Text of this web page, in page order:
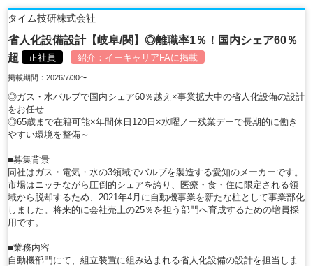
タイム技研株式会社
省人化設備設計【岐阜/関】◎離職率1％！国内シェア60％
超
正社員 紹介： イーキャリアFAに掲載
掲載期間：2026/7/30〜
◎ガス・水バルブで国内シェア60％越え×事業拡大中の省人化設備の設計
をお任せ
◎65歳まで在籍可能×年間休日120日×水曜ノー残業デーで長期的に働き
やすい環境を整備～
■募集背景
同社はガス・電気・水の3領域でバルブを製造する愛知のメーカーです。
市場はニッチながら圧倒的シェアを誇り、医療・食・住に限定される領
域から脱却するため、2021年4月に自動機事業を新たな柱として事業部化
しました。将来的に会社売上の25％を担う部門へ育成するための増員採
用です。
■業務内容
自動機部門にて、組立装置に組み込まれる省人化設備の設計を担当しま